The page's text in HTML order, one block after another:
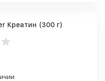
Креатин (300 г)